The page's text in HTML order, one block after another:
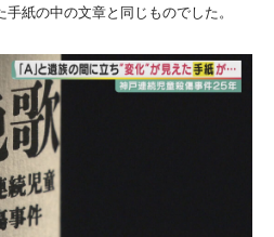
紙の中の文章と同じものでした。